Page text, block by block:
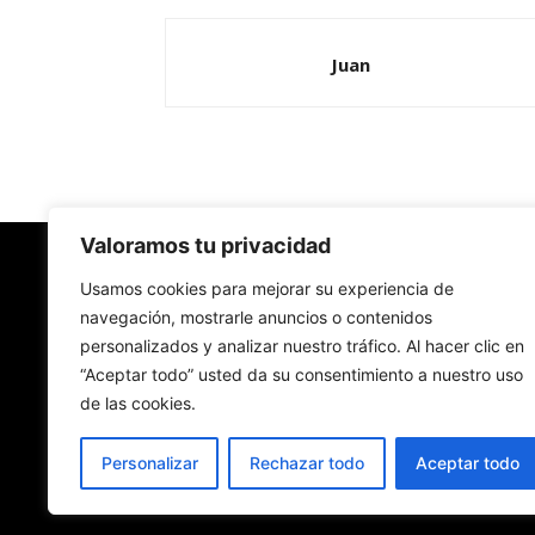
Valoramos tu privacidad
Usamos cookies para mejorar su experiencia de
navegación, mostrarle anuncios o contenidos
personalizados y analizar nuestro tráfico. Al hacer clic en
“Aceptar todo” usted da su consentimiento a nuestro uso
de las cookies.
Personalizar Rechazar todo Aceptar todo
Juan
Redes Cristianas
Una mirada alternativa sobre la Iglesia católica
- Colectivos de Redes Cristianas